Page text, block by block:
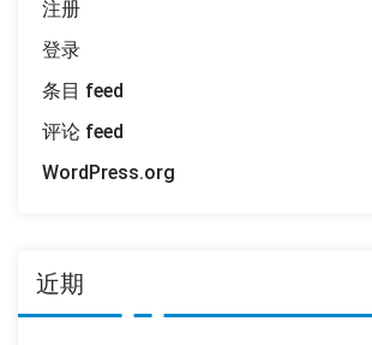
注册
登录
条目 feed
评论 feed
WordPress.org
近期